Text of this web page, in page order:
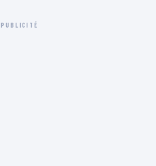
PUBLICITÉ